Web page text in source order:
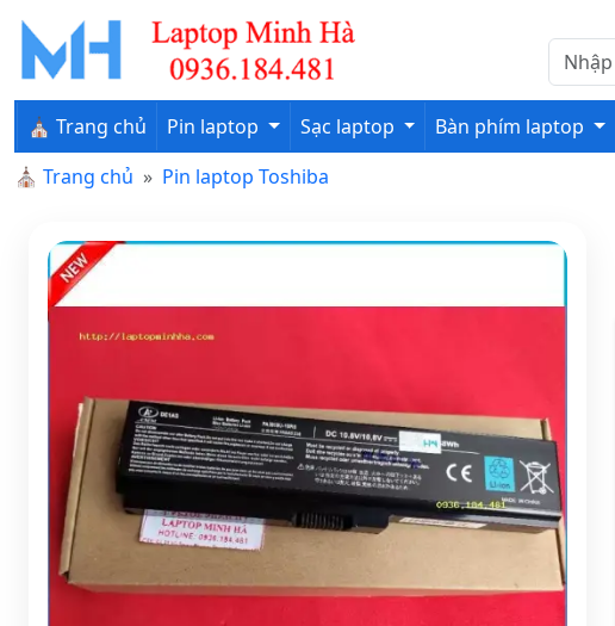
⛪ Trang chủ Pin laptop Sạc laptop Bàn phím laptop
⛪ Trang chủ Pin laptop Toshiba